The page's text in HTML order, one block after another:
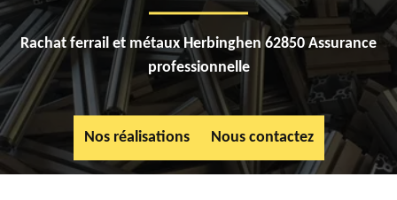
Rachat ferrail et métaux Herbinghen 62850 Assurance
professionnelle
Nos réalisations Nous contactez